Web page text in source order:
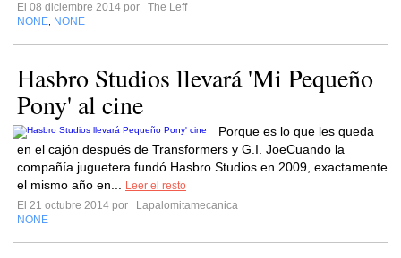
El 08 diciembre 2014 por
The Leff
NONE NONE
Hasbro Studios llevará 'Mi Pequeño
Pony' al cine
Porque es lo que les queda
en el cajón después de Transformers y G.I. JoeCuando la
compañía juguetera fundó Hasbro Studios en 2009, exactamente
el mismo año en...
Leer el resto
El 21 octubre 2014 por
Lapalomitamecanica
NONE